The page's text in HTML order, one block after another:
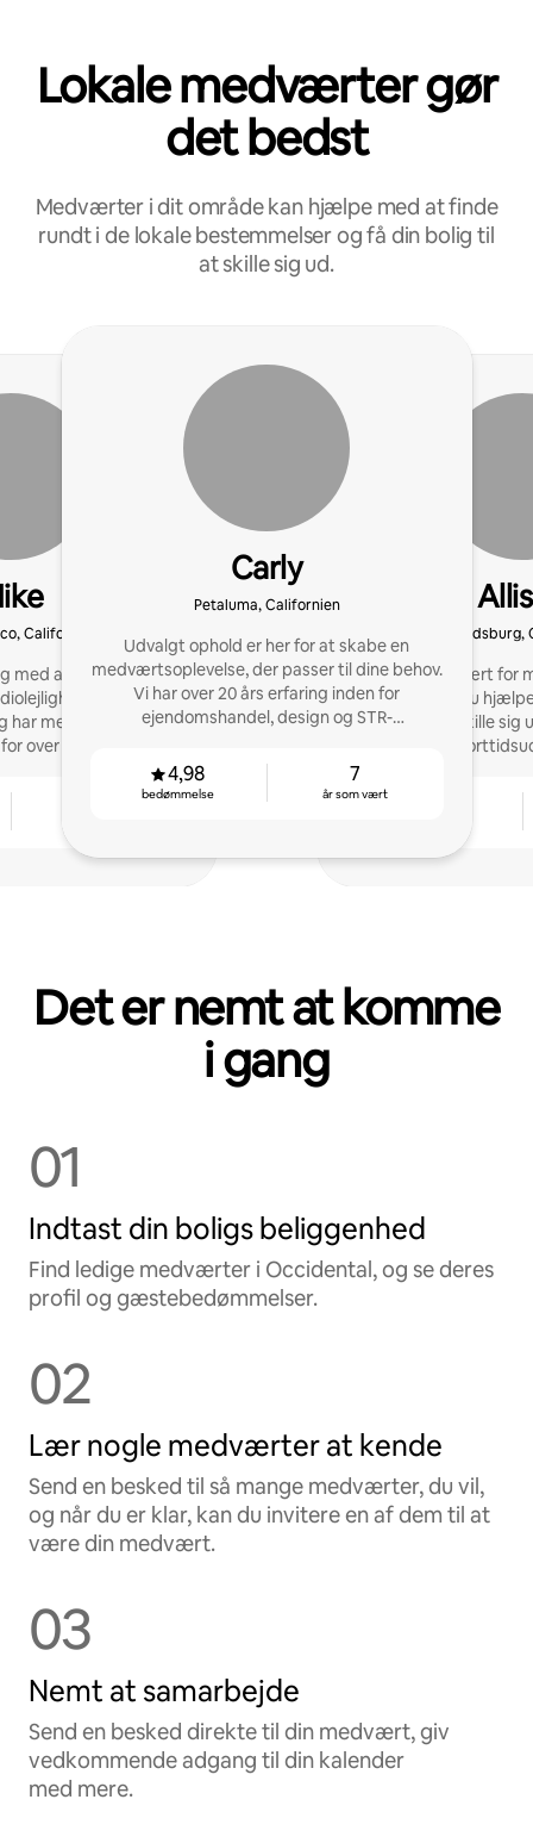
Lokale medværter gør
det bedst
Medværter i dit område kan hjælpe med at finde
rundt i de lokale bestemmelser og få din bolig til
at skille sig ud.
Californien
med at være vært.
og voksede
har mestret det 5-
over 500 gæster.
Carly
Petaluma, Californien
Udvalgt ophold er her for at skabe en
medværtsoplevelse, der passer til dine behov.
Vi har over 20 års erfaring inden for
ejendomshandel, design og STR-
4,98
bedømmelse
7
år som vært
Jeg har været vært for
siden 2016, og nu
andre til at skille sig
Det er nemt at komme
i gang
01
Indtast din boligs beliggenhed
Find ledige medværter i Occidental, og se deres
profil og gæstebedømmelser.
02
Lær nogle medværter at kende
Send en besked til så mange medværter, du vil,
og når du er klar, kan du invitere en af dem til at
være din medvært.
03
Nemt at samarbejde
Send en besked direkte til din medvært, giv
vedkommende adgang til din kalender
med mere.